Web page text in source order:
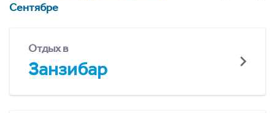
Сентябре
Отдых в
Занзибар